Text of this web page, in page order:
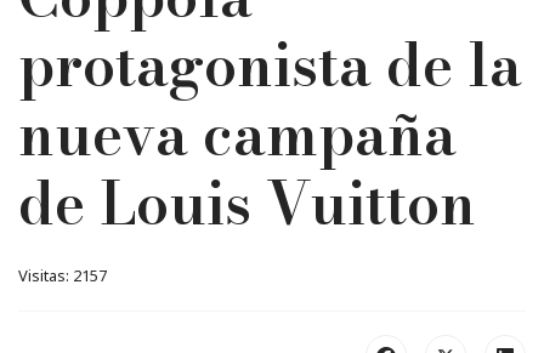
protagonista de la
nueva campaña
de Louis Vuitton
Visitas: 2157